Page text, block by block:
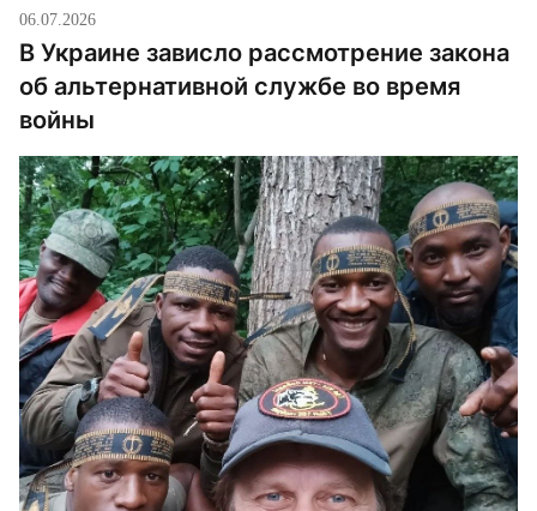
06.07.2026
В Украине зависло рассмотрение закона
об альтернативной службе во время
войны